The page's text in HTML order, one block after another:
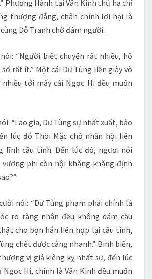
Phương Hành tại Vân Kình thủ hạ chỉ
thượng đẳng, chân chính lợi hại là
Đỗ Tranh chờ đám người.
“Người biết chuyện rất nhiều, hồ
rất ít.” Một cái Dư Tùng liền giày vò
tới mấy cái Ngọc Hi đều muốn
“Lão gia, Dư Tùng sự nhất xuất, bảo
lúc đó Thôi Mặc chờ nhân hội liên
lĩnh cầu tình. Đến lúc đó, ngươi nói
vương phi còn hội khăng khăng định
nói: “Dư Tùng phạm phải chính là
rõ ràng nhân đều không dám cầu
cho bọn hắn liên hợp lại cầu tình,
chết được càng nhanh.” Binh biến,
vị giả kiêng kỵ nhất sự, đến lúc
Hi, chính là Vân Kình đều muốn